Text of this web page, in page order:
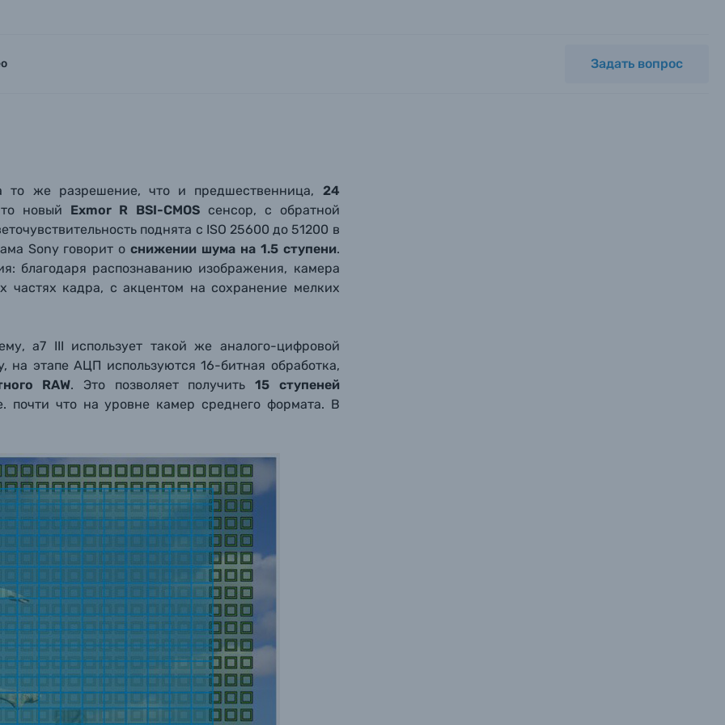
Задать вопрос
то же разрешение, что и предшественница, 24
новый Exmor R BSI-CMOS сенсор, с обратной
поднята с ISO 25600 до 51200 в
Sony говорит оснижении шума на 1.5 ступени.
благодаря распознаванию изображения, камера
кадра, с акцентом на сохранение мелких
a7 III использует такой же аналого-цифровой
на этапе АЦП используются 16-битная обработка,
RAW. Это позволяет получить 15 ступеней
почти что на уровне камер среднего формата. В